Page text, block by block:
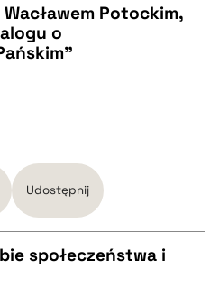
Potockim,
o
Udostępnij
społeczeństwa i